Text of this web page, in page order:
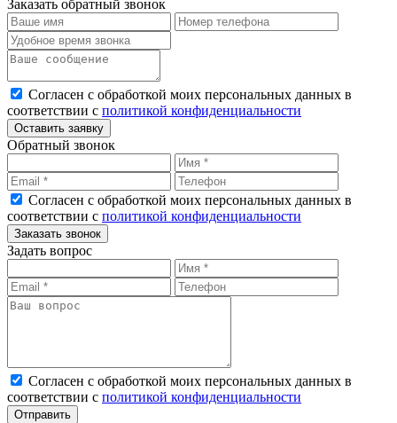
Заказать обратный звонок
Согласен с обработкой моих персональных данных в
соответствии с политикой конфиденциальности
Оставить заявку
Обратный звонок
Согласен с обработкой моих персональных данных в
соответствии с политикой конфиденциальности
Заказать звонок
Задать вопрос
Согласен с обработкой моих персональных данных в
соответствии с политикой конфиденциальности
Отправить